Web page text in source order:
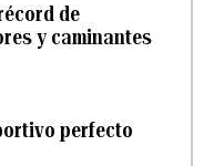
de
y caminantes
perfecto